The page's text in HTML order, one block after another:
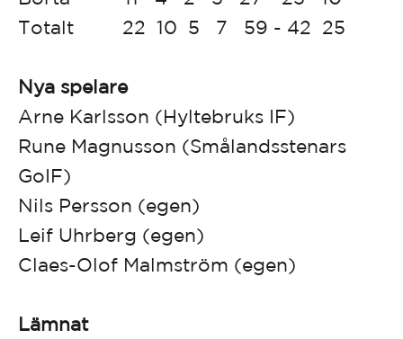
Totalt 22 10 5 7 59 - 42 25
Nya spelare
Arne Karlsson (Hyltebruks IF)
Rune Magnusson (Smålandsstenars
GoIF)
Nils Persson (egen)
Leif Uhrberg (egen)
Claes-Olof Malmström (egen)
Lämnat